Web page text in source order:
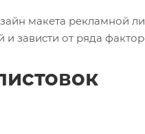
макета рекламной
зависти от ряда